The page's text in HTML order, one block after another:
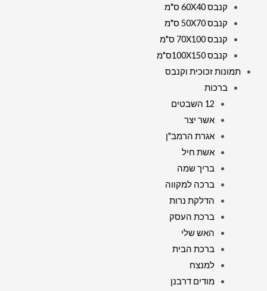
קנבס 60X40 ס"מ
קנבס 50X70 ס"מ
קנבס 70X100 ס"מ
קנבס 100X150ס"מ
תמונות זכוכית וקנבס
ברכות
12 השבטים
אשר יצר
אגרת הרמב"ן
אשת חיל
בריך שמה
ברכה למקווה
הדלקת נרות
ברכת העסק
האש שלי
ברכת הבית
למנצח
מודים דרבנן